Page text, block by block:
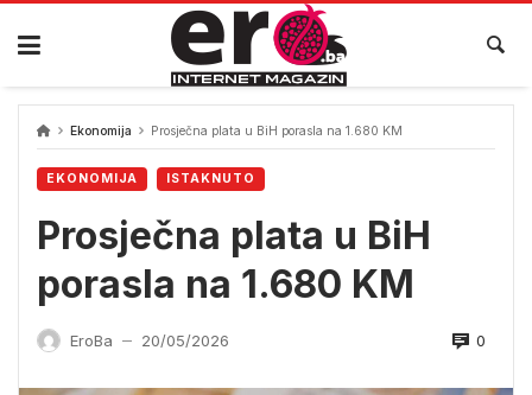
Skip
content
Ekonomija Prosječna plata u BiH porasla na 1.680 KM
EKONOMIJA ISTAKNUTO
Prosječna plata u BiH
porasla na 1.680 KM
EroBa — 20/05/2026 0